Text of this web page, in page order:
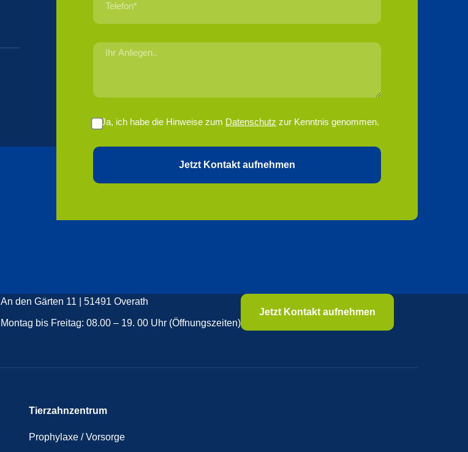
Ja, ich habe die Hinweise zum Datenschutz zur Kenntnis genommen.
Jetzt Kontakt aufnehmen
An den Gärten 11 | 51491 Overath
Montag bis Freitag: 08.00 – 19. 00 Uhr (Öffnungszeiten)
Jetzt Kontakt aufnehmen
Tierzahnzentrum
Prophylaxe / Vorsorge